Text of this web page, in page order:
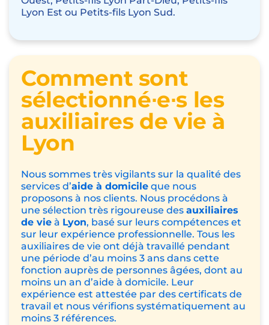
Lyon Est ou Petits-fils Lyon Sud.
Comment sont
sélectionné∙e∙s les
auxiliaires de vie à
Lyon
Nous sommes très vigilants sur la qualité des
services d’aide à domicile que nous
proposons à nos clients. Nous procédons à
une sélection très rigoureuse des auxiliaires
de vie à Lyon, basé sur leurs compétences et
sur leur expérience professionnelle. Tous les
auxiliaires de vie ont déjà travaillé pendant
une période d’au moins 3 ans dans cette
fonction auprès de personnes âgées, dont au
moins un an d’aide à domicile. Leur
expérience est attestée par des certificats de
travail et nous vérifions systématiquement au
moins 3 références.